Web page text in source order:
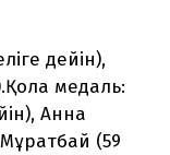
дейін),
медаль:
Анна
(59